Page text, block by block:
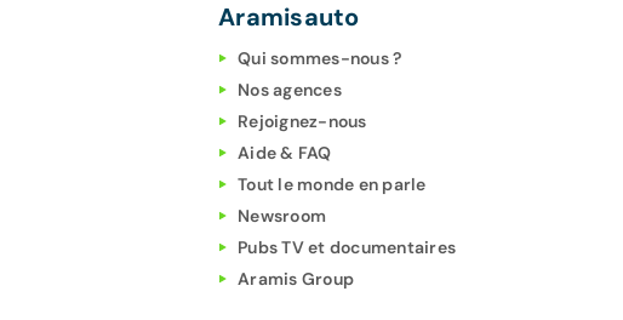
Aramisauto
Qui sommes-nous ?
Nos agences
Rejoignez-nous
Aide & FAQ
Tout le monde en parle
Newsroom
Pubs TV et documentaires
Aramis Group